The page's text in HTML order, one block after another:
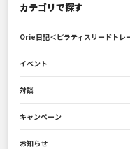
カテゴリで探す
Orie日記＜ピラティスリードトレ
イベント
対談
キャンペーン
お知らせ